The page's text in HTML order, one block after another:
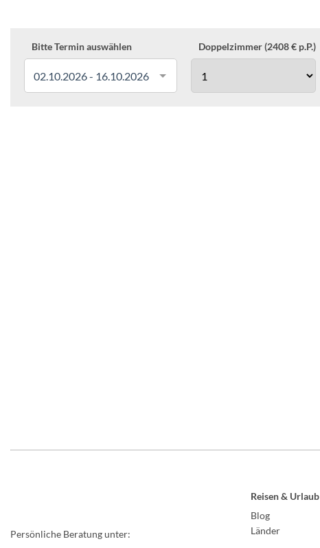
Bitte Termin auswählen
02.10.2026 - 16.10.2026
Doppelzimmer (2408 € p.P.)
Persönliche Beratung unter:
Reisen & Urlaub
Blog
Länder